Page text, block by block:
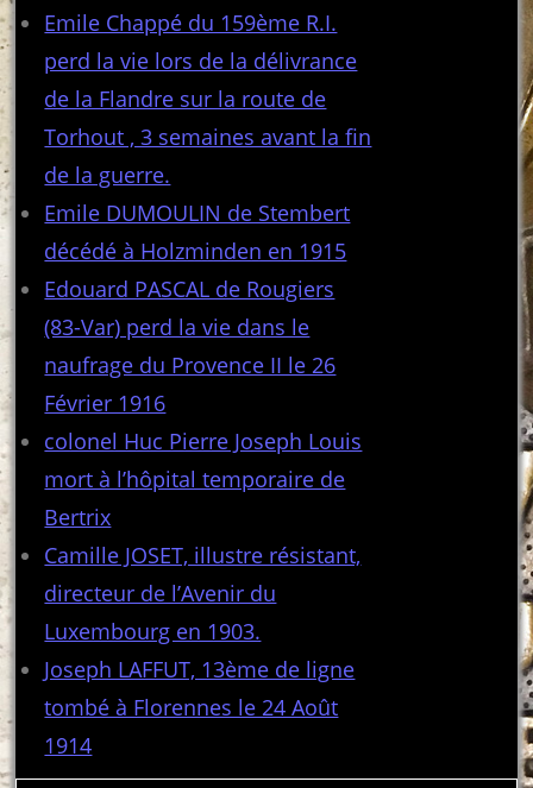
Emile Chappé du 159ème R.I.
perd la vie lors de la délivrance
de la Flandre sur la route de
Torhout , 3 semaines avant la fin
de la guerre.
Emile DUMOULIN de Stembert
décédé à Holzminden en 1915
Edouard PASCAL de Rougiers
(83-Var) perd la vie dans le
naufrage du Provence II le 26
Février 1916
colonel Huc Pierre Joseph Louis
mort à l’hôpital temporaire de
Bertrix
Camille JOSET, illustre résistant,
directeur de l’Avenir du
Luxembourg en 1903.
Joseph LAFFUT, 13ème de ligne
tombé à Florennes le 24 Août
1914